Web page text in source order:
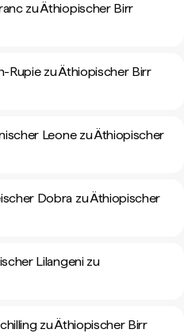
zu Äthiopischer Birr
Rupie zu Äthiopischer Birr
Leone zu Äthiopischer
Dobra zu Äthiopischer
Lilangeni zu
zu Äthiopischer Birr